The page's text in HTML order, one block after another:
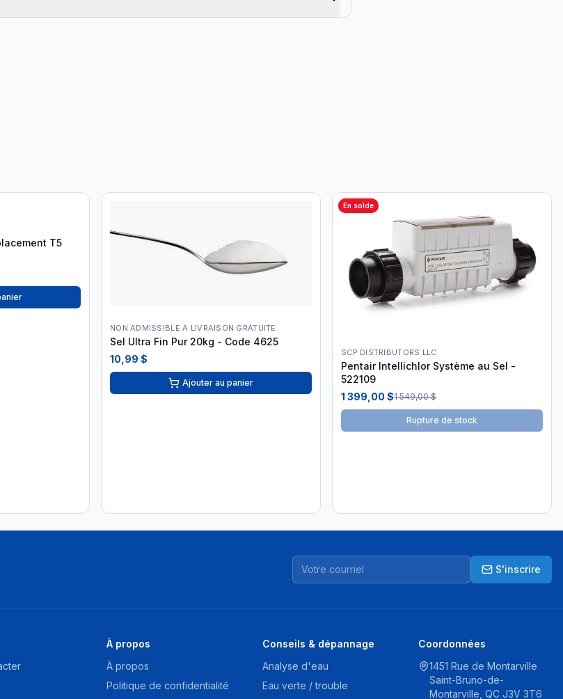
T5
NON ADMISSIBLE A LIVRAISON GRATUITE
Sel Ultra Fin Pur 20kg - Code 4625
10,99 $
Ajouter au panier
En solde
SCP DISTRIBUTORS LLC
Pentair Intellichlor Système au Sel -
522109
1 399,00 $1 549,00 $
Rupture de stock
S'inscrire
À propos
À propos
Politique de confidentialité
Conseils & dépannage
Analyse d'eau
Eau verte / trouble
Coordonnées
1451 Rue de Montarville
Saint-Bruno-de-
Montarville, QC J3V 3T6